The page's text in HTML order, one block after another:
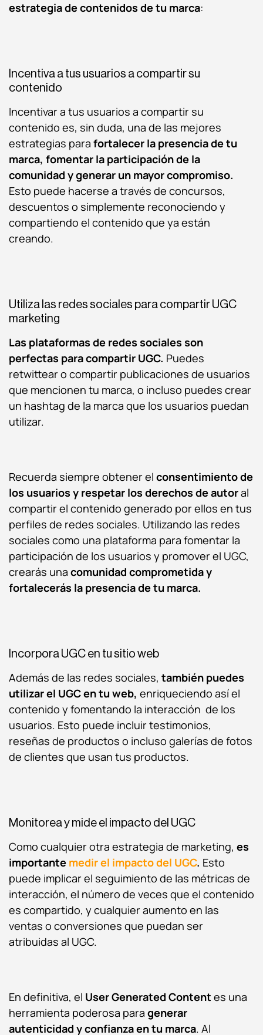
estrategia de contenidos de tu marca:
Incentiva a tus usuarios a compartir su
contenido
Incentivar a tus usuarios a compartir su
contenido es, sin duda, una de las mejores
estrategias para fortalecer la presencia de tu
marca, fomentar la participación de la
comunidad y generar un mayor compromiso.
Esto puede hacerse a través de concursos,
descuentos o simplemente reconociendo y
compartiendo el contenido que ya están
creando.
Utiliza las redes sociales para compartir UGC
marketing
Las plataformas de redes sociales son
perfectas para compartir UGC. Puedes
retwittear o compartir publicaciones de usuarios
que mencionen tu marca, o incluso puedes crear
un hashtag de la marca que los usuarios puedan
utilizar.
Recuerda siempre obtener el consentimiento de
los usuarios y respetar los derechos de autoral
compartir el contenido generado por ellos en tus
perfiles de redes sociales. Utilizando las redes
sociales como una plataforma para fomentar la
participación de los usuarios y promover el UGC,
crearás una comunidad comprometida y
fortalecerás la presencia de tu marca.
Incorpora UGC en tu sitio web
Además de las redes sociales, también puedes
utilizar el UGC en tu web, enriqueciendo así el
contenido y fomentando la interacción de los
usuarios. Esto puede incluir testimonios,
reseñas de productos o incluso galerías de fotos
de clientes que usan tus productos.
Monitorea y mide el impacto del UGC
Como cualquier otra estrategia de marketing, es
importante medir el impacto del UGC. Esto
puede implicar el seguimiento de las métricas de
interacción, el número de veces que el contenido
es compartido, y cualquier aumento en las
ventas o conversiones que puedan ser
atribuidas al UGC.
En definitiva, el User Generated Content es una
herramienta poderosa para generar
autenticidad y confianza en tu marca. Al